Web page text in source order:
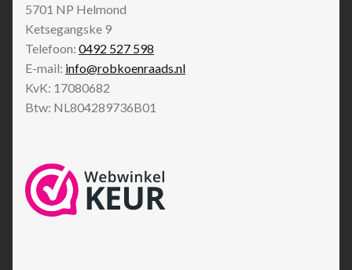
5701 NP Helmond
Ketsegangske 9
Telefoon: 0492 527 598
E-mail: info@robkoenraads.nl
KvK: 17080682
Btw: NL804289736B01